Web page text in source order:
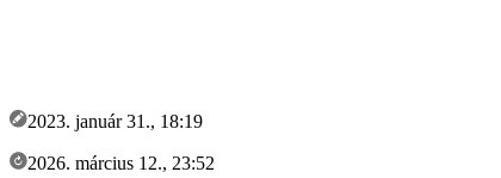
2023. január 31., 18:19
2026. március 12., 23:52